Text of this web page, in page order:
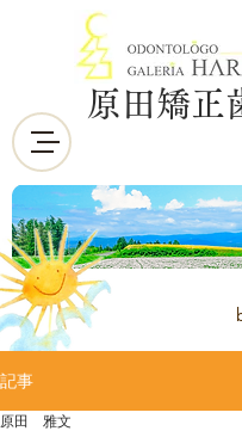
原田矯正
記事
原田 雅文